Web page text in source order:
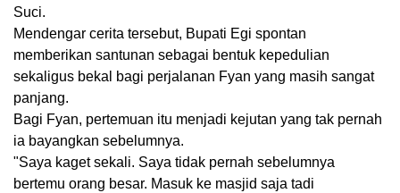
Suci.
Mendengar cerita tersebut, Bupati Egi spontan
memberikan santunan sebagai bentuk kepedulian
sekaligus bekal bagi perjalanan Fyan yang masih sangat
panjang.
Bagi Fyan, pertemuan itu menjadi kejutan yang tak pernah
ia bayangkan sebelumnya.
"Saya kaget sekali. Saya tidak pernah sebelumnya
bertemu orang besar. Masuk ke masjid saja tadi